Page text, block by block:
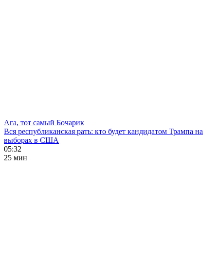
Ага, тот самый Бочарик
Вся республиканская рать: кто будет кандидатом Трампа на
выборах в США
05:32
25 мин